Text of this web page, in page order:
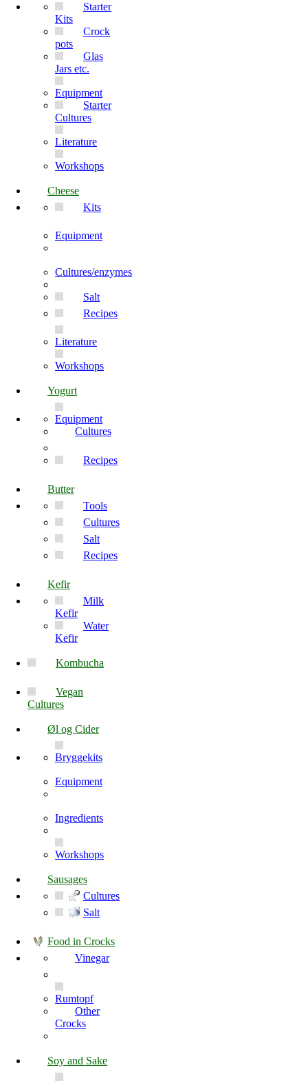
Starter
Kits
Crock
pots
Glas
Jars etc.
Equipment
Starter
Cultures
Literature
Workshops
Cheese
Kits
Equipment
Cultures/enzymes
Salt
Recipes
Literature
Workshops
Yogurt
Equipment
Cultures
Recipes
Butter
Tools
Cultures
Salt
Recipes
Kefir
Milk
Kefir
Water
Kefir
Kombucha
Vegan
Cultures
Øl og Cider
Bryggekits
Equipment
Ingredients
Workshops
Sausages
Cultures
Salt
Food in Crocks
Vinegar
Rumtopf
Other
Crocks
Soy and Sake